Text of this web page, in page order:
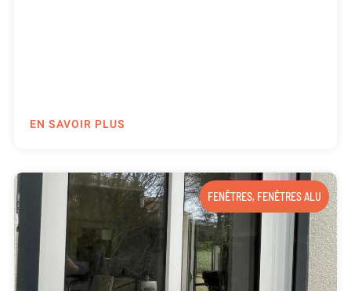
EN SAVOIR PLUS
FENÊTRES, FENÊTRES ALU